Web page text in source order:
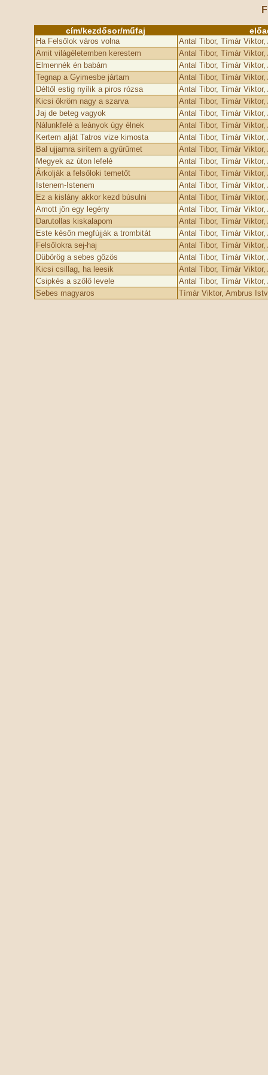
cím/kezdősor/műfaj
Ha Felsőlok város volna
Antal Tibor, Tímár
Amit világéletemben kerestem
Antal Tibor, Tímár
Elmennék én babám
Antal Tibor, Tímár
Tegnap a Gyimesbe jártam
Antal Tibor, Tímár
Déltől estig nyílik a piros rózsa
Antal Tibor, Tímár
Kicsi ökröm nagy a szarva
Antal Tibor, Tímár
Jaj de beteg vagyok
Antal Tibor, Tímár
Nálunkfelé a leányok úgy élnek
Antal Tibor, Tímár
Kertem alját Tatros vize kimosta
Antal Tibor, Tímár
Bal ujjamra sirítem a gyűrűmet
Antal Tibor, Tímár
Megyek az úton lefelé
Antal Tibor, Tímár
Árkolják a felsőloki temetőt
Antal Tibor, Tímár
Istenem-Istenem
Antal Tibor, Tímár
Ez a kislány akkor kezd búsulni
Antal Tibor, Tímár
Amott jön egy legény
Antal Tibor, Tímár
Darutollas kiskalapom
Antal Tibor, Tímár
Este későn megfújják a trombitát
Antal Tibor, Tímár
Felsőlokra sej-haj
Antal Tibor, Tímár
Dübörög a sebes gőzös
Antal Tibor, Tímár
Kicsi csillag, ha leesik
Antal Tibor, Tímár
Csipkés a szőlő levele
Antal Tibor, Tímár
Sebes magyaros
Tímár Viktor, Ambrus